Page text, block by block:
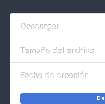
Descargar
Tamaño del archivo
Fecha de creación